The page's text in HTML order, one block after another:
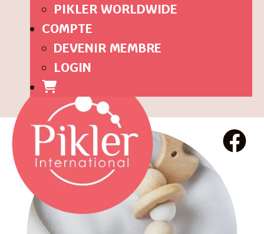
PIKLER WORLDWIDE
COMPTE
DEVENIR MEMBRE
LOGIN